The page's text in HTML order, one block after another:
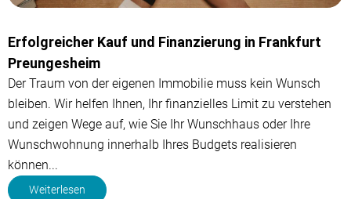
Erfolgreicher Kauf und Finanzierung in Frankfurt
Preungesheim
Der Traum von der eigenen Immobilie muss kein Wunsch
bleiben. Wir helfen Ihnen, Ihr finanzielles Limit zu verstehen
und zeigen Wege auf, wie Sie Ihr Wunschhaus oder Ihre
Wunschwohnung innerhalb Ihres Budgets realisieren
können...
Weiterlesen